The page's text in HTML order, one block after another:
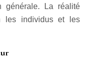
générale. La réalité
les individus et les